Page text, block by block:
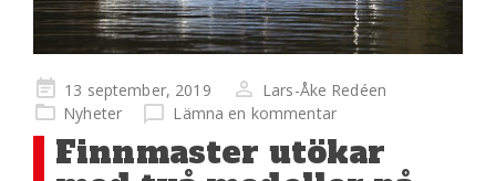
Publicerad
på
13 september, 2019
Lars-Åke Redéen
Nyheter
Lämna en kommentar
Finnmaster utökar